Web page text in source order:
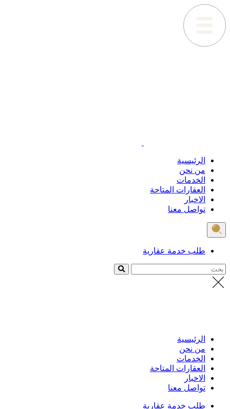
الرئيسية
من نحن
الخدمات
العقارات المتاحة
الاخبار
تواصل معنا
طلب خدمة عقارية
بحث
الرئيسية
من نحن
الخدمات
العقارات المتاحة
الاخبار
تواصل معنا
طلب خدمة عقارية